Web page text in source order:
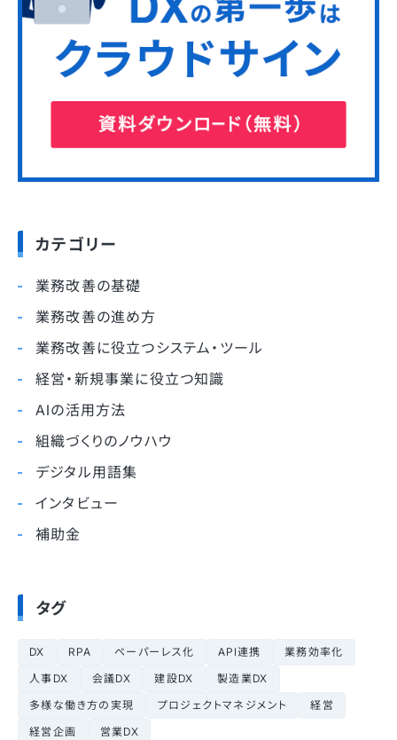
カテゴリー
業務改善の基礎
業務改善の進め方
業務改善に役立つシステム・ツール
経営・新規事業に役立つ知識
AIの活用方法
組織づくりのノウハウ
デジタル用語集
インタビュー
補助金
タグ
DX RPA ペーパーレス化 API連携
業務効率化
人事DX
会議DX 建設DX
製造業DX
多様な働き方の実現
プロジェクトマネジメント
経営
経営企画
営業DX